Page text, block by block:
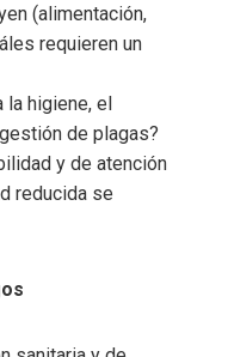
(alimentación,
requieren un
la higiene, el
de plagas?
y de atención
reducida se